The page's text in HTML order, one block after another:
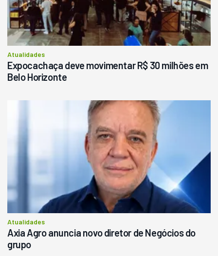
Atualidades
Expocachaça deve movimentar R$ 30 milhões em
Belo Horizonte
Atualidades
Axia Agro anuncia novo diretor de Negócios do
grupo